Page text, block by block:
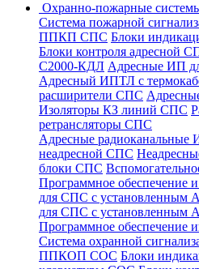
Охранно-пожарные
Система пожарной
ППКП СПС Блоки
Блоки контроля адресной
С2000-КДЛ Адресные ИП
Адресный ИПТЛ с
расширители СПС
Изоляторы КЗ линий СПС
ретрансляторы СПС
Адресные радиоканальные
неадресной СПС
блоки СПС
Программное
для СПС с установленным
для СПС с установленным
Программное обеспечение
Система охранной
ППКОП СОС Блоки